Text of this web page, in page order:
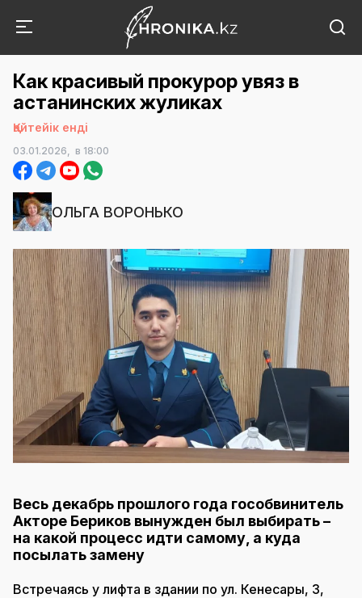
Как красивый прокурор увяз в
астанинских жуликах
Қайтейік енді
03.01.2026, в 18:00
ОЛЬГА ВОРОНЬКО
Весь декабрь прошлого года гособвинитель
Акторе Бериков вынужден был выбирать –
на какой процесс идти самому, а куда
посылать замену
Встречаясь у лифта в здании по ул. Кенесары, 3,